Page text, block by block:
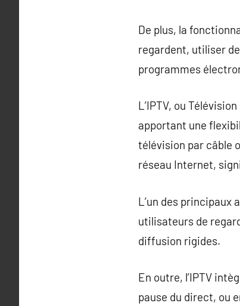
De plus, la
regardent, utiliser
programmes
L’IPTV, ou
apportant une
télévision par câble
réseau Internet,
L’un des principaux
utilisateurs de
diffusion rigides.
En outre, l’IPTV
pause du direct, ou